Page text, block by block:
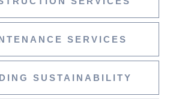
SERVICES
SUSTAINABILITY